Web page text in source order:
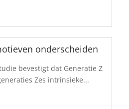
onderscheiden
bevestigt dat Generatie Z
Zes intrinsieke...